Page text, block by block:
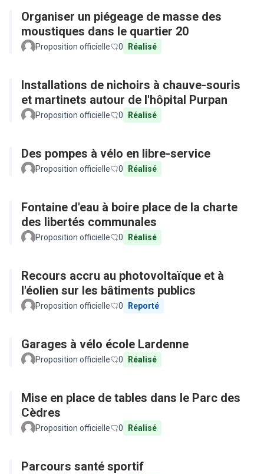
Organiser un piégeage de masse des
moustiques dans le quartier 20
Proposition officielle 0 Réalisé
Installations de nichoirs à chauve-souris
et martinets autour de l'hôpital Purpan
Proposition officielle 0 Réalisé
Des pompes à vélo en libre-service
Proposition officielle 0 Réalisé
Fontaine d'eau à boire place de la charte
des libertés communales
Proposition officielle 0 Réalisé
Recours accru au photovoltaïque et à
l'éolien sur les bâtiments publics
Proposition officielle 0 Reporté
Garages à vélo école Lardenne
Proposition officielle 0 Réalisé
Mise en place de tables dans le Parc des
Cèdres
Proposition officielle 0 Réalisé
Parcours santé sportif